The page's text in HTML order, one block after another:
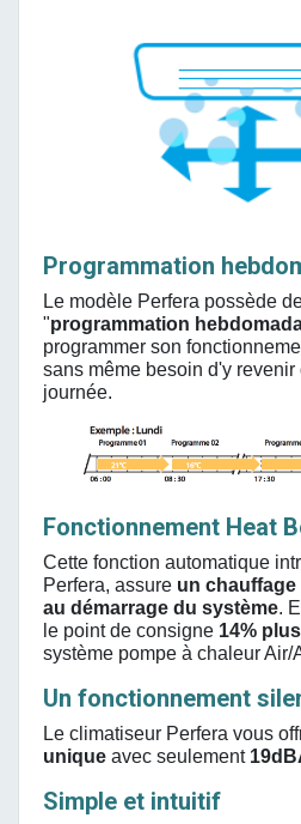
Programmation
Le modèle Perfera possède
"programmation
programmer son
sans même besoin d'y
journée.
Fonctionnement Heat
Cette fonction automatique
Perfera, assure un
au démarrage du système.
le point de consigne 14%
système pompe à chaleur Air/
Un fonctionnement
Le climatiseur Perfera vous
unique avec seulement
Simple et intuitif